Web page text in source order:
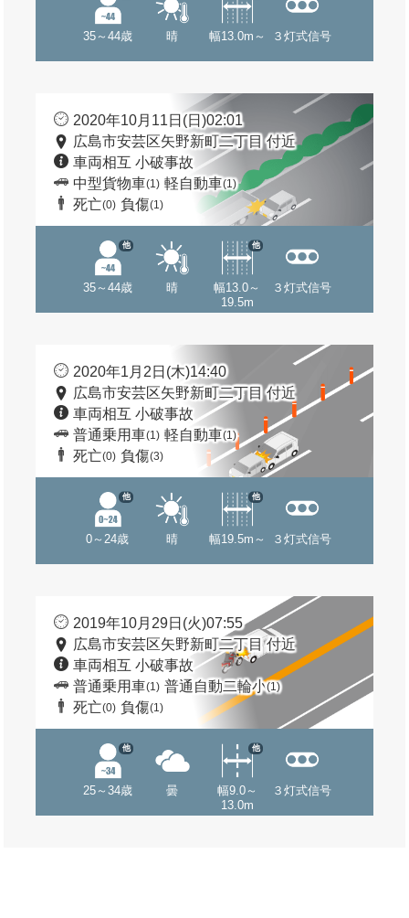
35～44歳 晴 幅13.0m～ ３灯式信号
2020年10月11日(日)02:01
広島市安芸区矢野新町二丁目 付近
車両相互 小破事故
中型貨物車(1) 軽自動車(1)
死亡(0) 負傷(1)
35～44歳
他
晴
幅13.0～
19.5m
他
３灯式信号
2020年1月2日(木)14:40
広島市安芸区矢野新町二丁目 付近
車両相互 小破事故
普通乗用車(1) 軽自動車(1)
死亡(0) 負傷(3)
0～24歳
他
晴 幅19.5m～
他
３灯式信号
2019年10月29日(火)07:55
広島市安芸区矢野新町二丁目 付近
車両相互 小破事故
普通乗用車(1) 普通自動二輪小(1)
死亡(0) 負傷(1)
25～34歳
他
曇
幅9.0～
13.0m
他
３灯式信号